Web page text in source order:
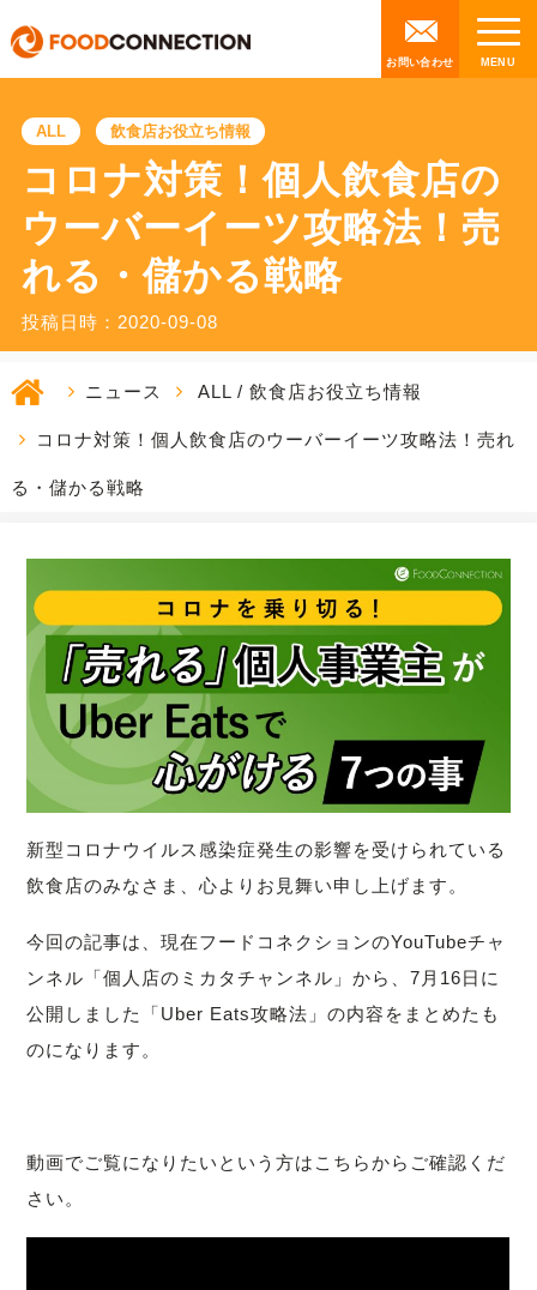
お問い合わせ
ALL 飲食店お役立ち情報
コロナ対策！個人飲食店の
ウーバーイーツ攻略法！売
れる・儲かる戦略
投稿日時：2020-09-08
ニュース ALL/ 飲食店お役立ち情報
コロナ対策！個人飲食店のウーバーイーツ攻略法！売れ
る・儲かる戦略
新型コロナウイルス感染症発生の影響を受けられている
飲食店のみなさま、心よりお見舞い申し上げます。
今回の記事は、現在フードコネクションのYouTubeチャ
ンネル「個人店のミカタチャンネル」から、7月16日に
公開しました「Uber Eats攻略法」の内容をまとめたも
のになります。
動画でご覧になりたいという方はこちらからご確認くだ
さい。